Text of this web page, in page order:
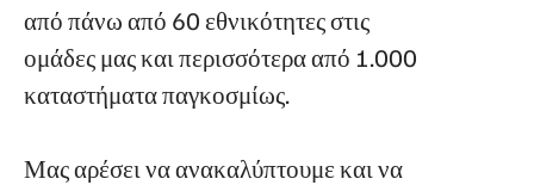
από πάνω από 60 εθνικότητες στις
ομάδες μας και περισσότερα από 1.000
καταστήματα παγκοσμίως.
Μας αρέσει να ανακαλύπτουμε και να